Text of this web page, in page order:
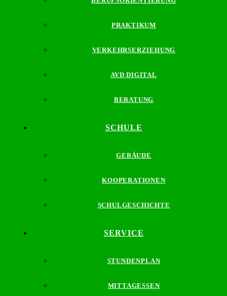
PRAKTIKUM
VERKEHRSERZIEHUNG
AVD DIGITAL
BERATUNG
SCHULE
GEBÄUDE
KOOPERATIONEN
SCHULGESCHICHTE
SERVICE
STUNDENPLAN
MITTAGESSEN